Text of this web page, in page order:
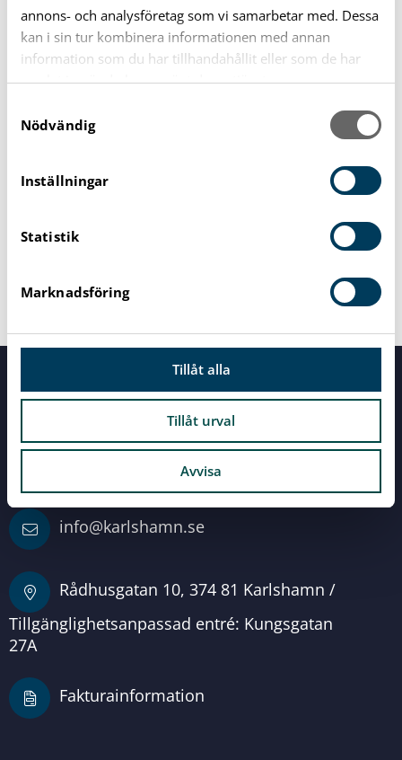
annons- och analysföretag som vi samarbetar med. Dessa
kan i sin tur kombinera informationen med annan
information som du har tillhandahållit eller som de har
samlat in när du har använt deras tjänster.
l
Nödvändig
Inställningar
Statistik
Marknadsföring
Tillåt alla
Tillåt urval
Avvisa
Kopiera länk Skriv ut sidan
Information
Plats
Datum
Servicecenter Vid alla dina frågor
info@karlshamn.se
Rådhusgatan 10, 374 81 Karlshamn /
Tillgänglighetsanpassad entré: Kungsgatan
27A
Fakturainformation